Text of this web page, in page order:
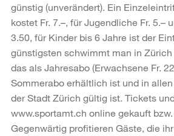
günstig (unverändert). Ein
kostet Fr. 7.–, für Jugendliche Fr. 5.–
3.50, für Kinder bis 6 Jahre ist der
günstigsten schwimmt man in Zürich
das als Jahresabo (Erwachsene Fr.
Sommerabo erhältlich ist und in
der Stadt Zürich gültig ist. Tickets
www.sportamt.ch online gekauft bzw.
Gegenwärtig profitieren Gäste, die